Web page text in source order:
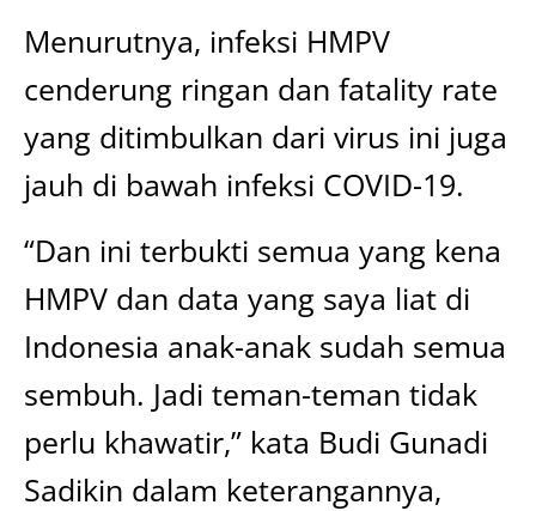
Menurutnya, infeksi HMPV
cenderung ringan dan fatality rate
yang ditimbulkan dari virus ini juga
jauh di bawah infeksi COVID-19.
“Dan ini terbukti semua yang kena
HMPV dan data yang saya liat di
Indonesia anak-anak sudah semua
sembuh. Jadi teman-teman tidak
perlu khawatir,” kata Budi Gunadi
Sadikin dalam keterangannya,